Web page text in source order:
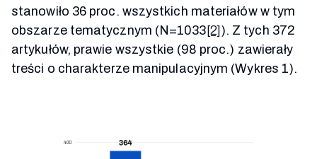
stanowiło 36 proc. wszystkich materiałów w tym
obszarze tematycznym (N=1033 [2] ). Z tych 372
artykułów, prawie wszystkie (98 proc.) zawierały
treści o charakterze manipulacyjnym (Wykres 1).